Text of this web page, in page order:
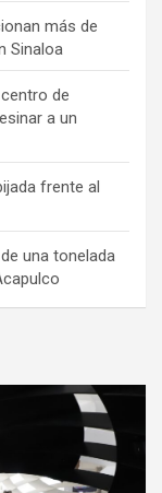
más de
Sinaloa
de
a un
frente al
una tonelada